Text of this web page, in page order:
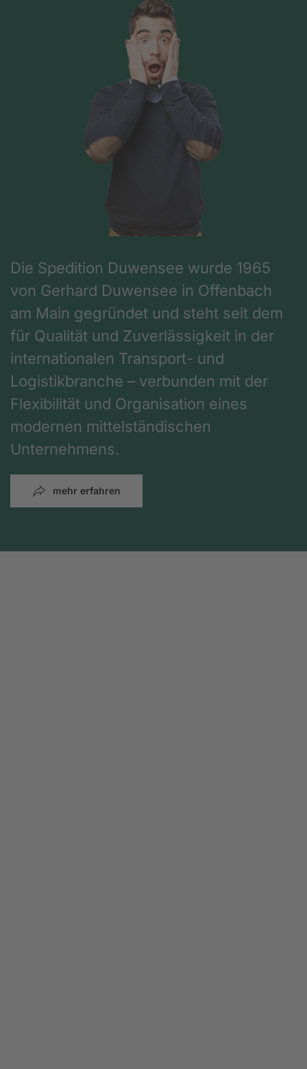
Die Spedition Duwensee wurde 1965
von Gerhard Duwensee in Offenbach
am Main gegründet und steht seit dem
für Qualität und Zuverlässigkeit in der
internationalen Transport- und
Logistikbranche – verbunden mit der
Flexibilität und Organisation eines
modernen mittelständischen
Unternehmens.
mehr erfahren